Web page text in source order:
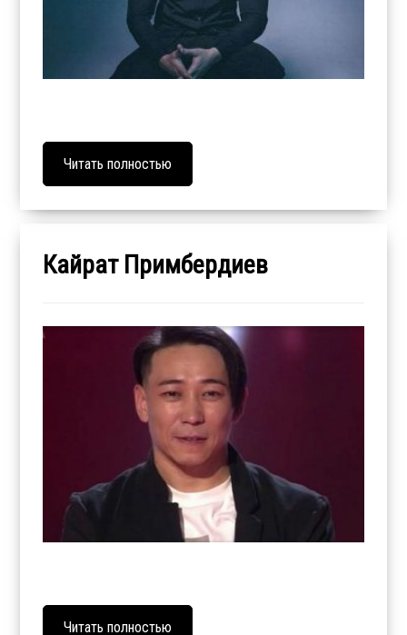
Читать полностью
Кайрат Примбердиев
Читать полностью